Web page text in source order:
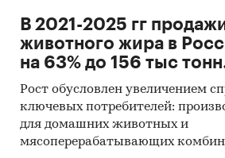
В 2021-2025 гг
животного жира в
на 63% до 156 тыс
Рост обусловлен увеличением
ключевых потребителей:
для домашних животных и
мясоперерабатывающих